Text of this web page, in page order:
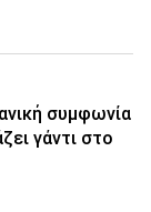
συμφωνία
γάντι στο